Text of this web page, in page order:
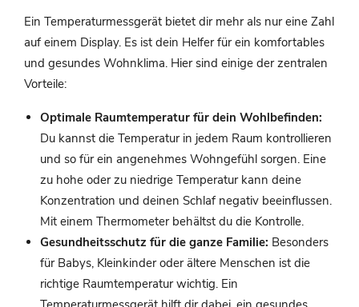
Ein Temperaturmessgerät bietet dir mehr als nur eine Zahl
auf einem Display. Es ist dein Helfer für ein komfortables
und gesundes Wohnklima. Hier sind einige der zentralen
Vorteile:
Optimale Raumtemperatur für dein Wohlbefinden:
Du kannst die Temperatur in jedem Raum kontrollieren
und so für ein angenehmes Wohngefühl sorgen. Eine
zu hohe oder zu niedrige Temperatur kann deine
Konzentration und deinen Schlaf negativ beeinflussen.
Mit einem Thermometer behältst du die Kontrolle.
Gesundheitsschutz für die ganze Familie: Besonders
für Babys, Kleinkinder oder ältere Menschen ist die
richtige Raumtemperatur wichtig. Ein